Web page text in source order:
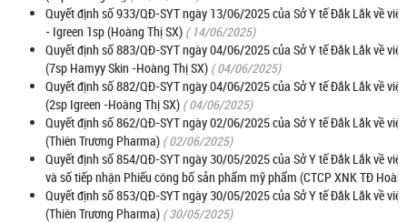
Quyết định số 933/QĐ-SYT ngày 13/06/2025 của Sở Y tế Đắk Lắk về
- Igreen 1sp (Hoàng Thị SX) ( 14/06/2025)
Quyết định số 883/QĐ-SYT ngày 04/06/2025 của Sở Y tế Đắk Lắk về
(7sp Hamyy Skin -Hoàng Thị SX) ( 04/06/2025)
Quyết định số 882/QĐ-SYT ngày 04/06/2025 của Sở Y tế Đắk Lắk về
(2sp Igreen -Hoàng Thị SX) ( 04/06/2025)
Quyết định số 862/QĐ-SYT ngày 02/06/2025 của Sở Y tế Đắk Lắk về
(Thiên Trương Pharma) ( 02/06/2025)
Quyết định số 854/QĐ-SYT ngày 30/05/2025 của Sở Y tế Đắk Lắk về
và số tiếp nhận Phiếu công bố sản phẩm mỹ phẩm (CTCP XNK TĐ
Quyết định số 853/QĐ-SYT ngày 30/05/2025 của Sở Y tế Đắk Lắk về
(Thiên Trương Pharma) ( 30/05/2025)